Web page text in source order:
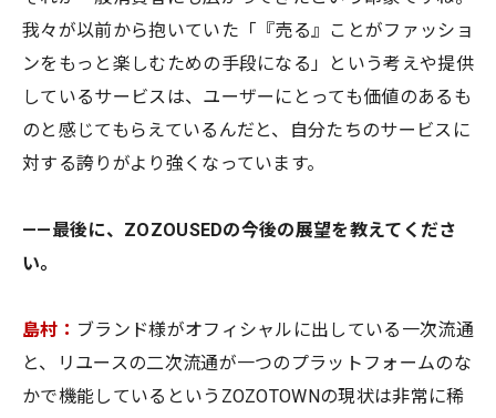
我々が以前から抱いていた「『売る』ことがファッショ
ンをもっと楽しむための手段になる」という考えや提供
しているサービスは、ユーザーにとっても価値のあるも
のと感じてもらえているんだと、自分たちのサービスに
対する誇りがより強くなっています。
——最後に、ZOZOUSEDの今後の展望を教えてくださ
い。
島村： ブランド様がオフィシャルに出している一次流通
と、リユースの二次流通が一つのプラットフォームのな
かで機能しているというZOZOTOWNの現状は非常に稀